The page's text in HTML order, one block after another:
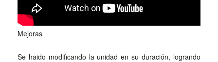
Mejoras
Se haido modificando la unidad en su duración, logrando